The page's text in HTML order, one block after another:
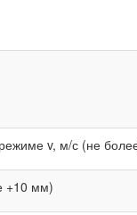
v, м/с (не
+10 мм)